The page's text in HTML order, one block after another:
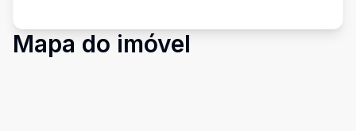
Mapa do imóvel